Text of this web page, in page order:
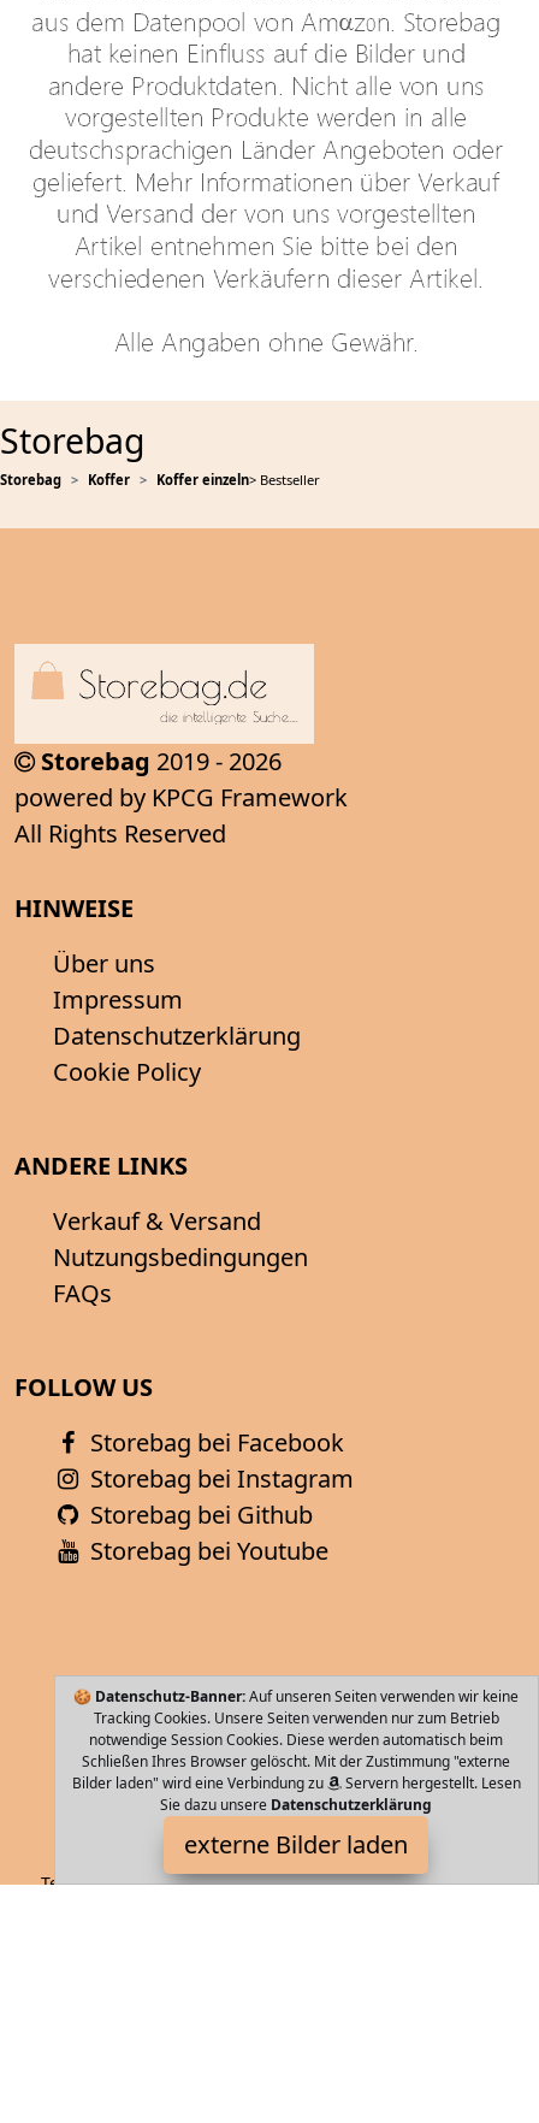
Storebag
Storebag Koffer Koffer einzeln> Bestseller
🍪 Datenschutz-Banner:Auf unseren Seiten verwenden wir keine
Tracking Cookies. Unsere Seiten verwenden nur zum Betrieb
notwendige Session Cookies. Diese werden automatisch beim
Schließen Ihres Browser gelöscht. Mit der Zustimmung "externe
Bilder laden" wird eine Verbindung zu
Servern hergestellt. Lesen
Sie dazu unsere Datenschutzerklärung
externe Bilder laden
Storebag 2019 - 2026
powered by KPCG Framework
All Rights Reserved
HINWEISE
Über uns
Impressum
Datenschutzerklärung
Cookie Policy
ANDERE LINKS
Verkauf & Versand
Nutzungsbedingungen
FAQs
FOLLOW US
Storebag bei Facebook
Storebag bei Instagram
Storebag bei Github
Storebag bei Youtube
WITTCHEN
Textilien oss nützlich bei Zoll und Sicherheitskontrolle es